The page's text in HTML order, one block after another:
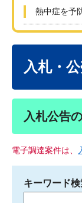
熱中症を予
入札・
入札公告
電子調達案件は、
キーワード検